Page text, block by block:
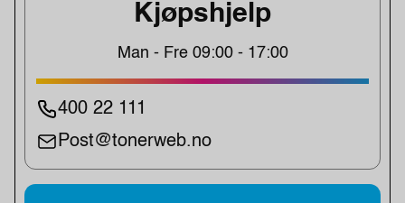
Kjøpshjelp
Man - Fre 09:00 - 17:00
400 22 111
Post@tonerweb.no